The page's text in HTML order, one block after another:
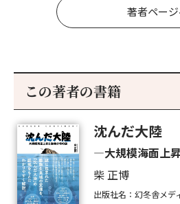
著者ペー
この著者の書籍
沈んだ大陸
―大規模海面上
柴 正博
出版社名：幻冬舎メデ